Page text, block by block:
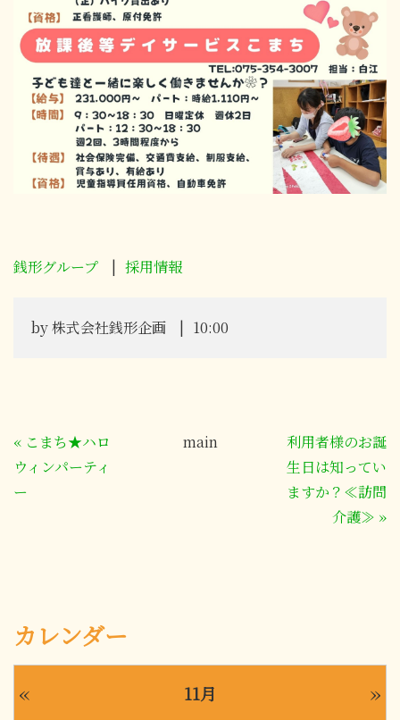
カレンダー
« 11月 »
銭形グループ 採用情報
by株式会社銭形企画 10:00
« こまち★ハロ
ウィンパーティ
ー
main
利用者様のお誕
生日は知ってい
ますか？≪訪問
介護≫ »